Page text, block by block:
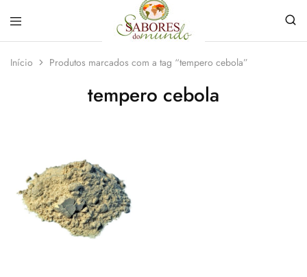
do
Mundo
loja
de
Especiarias
Início Produtos marcados com a tag “tempero cebola”
tempero cebola